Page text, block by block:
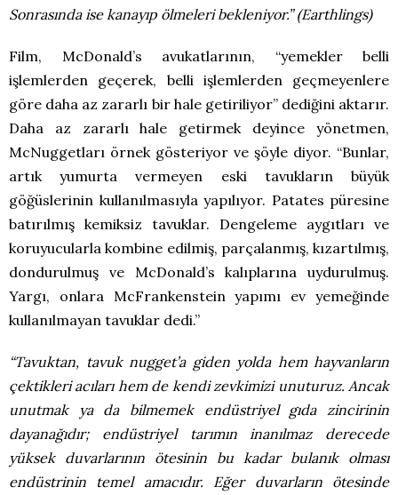
Sonrasında ise kanayıp ölmeleri bekleniyor.” (Earthlings)
Film, McDonald’s avukatlarının, “yemekler belli
işlemlerden geçerek, belli işlemlerden geçmeyenlere
göre daha az zararlı bir hale getiriliyor” dediğini aktarır.
Daha az zararlı hale getirmek deyince yönetmen,
McNuggetları örnek gösteriyor ve şöyle diyor. “Bunlar,
artık yumurta vermeyen eski tavukların büyük
göğüslerinin kullanılmasıyla yapılıyor. Patates püresine
batırılmış kemiksiz tavuklar. Dengeleme aygıtları ve
koruyucularla kombine edilmiş, parçalanmış, kızartılmış,
dondurulmuş ve McDonald’s kalıplarına uydurulmuş.
Yargı, onlara McFrankenstein yapımı ev yemeğinde
kullanılmayan tavuklar dedi.”
“Tavuktan, tavuk nugget’a giden yolda hem hayvanların
çektikleri acıları hem de kendi zevkimizi unuturuz. Ancak
unutmak ya da bilmemek endüstriyel gıda zincirinin
dayanağıdır; endüstriyel tarımın inanılmaz derecede
yüksek duvarlarının ötesinin bu kadar bulanık olması
endüstrinin temel amacıdır. Eğer duvarların ötesinde